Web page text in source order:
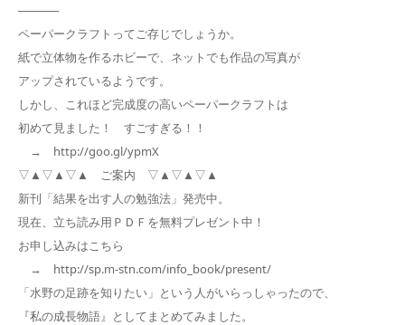
─────
ペーパークラフトってご存じでしょうか。
紙で立体物を作るホビーで、ネットでも作品の写真が
アップされているようです。
しかし、これほど完成度の高いペーパークラフトは
初めて見ました！ すごすぎる！！
→ http://goo.gl/ypmX
▽▲▽▲▽▲ ご案内 ▽▲▽▲▽▲
新刊「結果を出す人の勉強法」発売中。
現在、立ち読み用ＰＤＦを無料プレゼント中！
お申し込みはこちら
→ http://sp.m-stn.com/info_book/present/
「水野の足跡を知りたい」という人がいらっしゃったので、
『私の成長物語』としてまとめてみました。